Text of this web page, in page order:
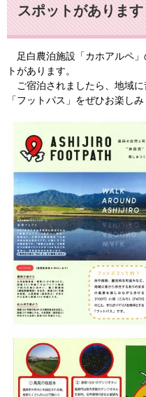
スポットがあります
足白農泊施設「カホアルペ」
トがあります。
ご宿泊されましたら、地域に
「フットパス」をぜひお楽しみ